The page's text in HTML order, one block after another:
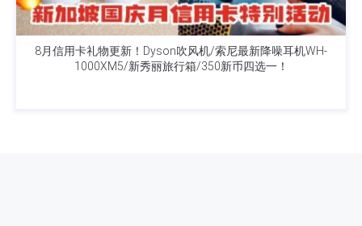
8月信用卡礼物更新！Dyson吹风机/索尼最新降噪耳机WH-
1000XM5/新秀丽旅行箱/350新币四选一！